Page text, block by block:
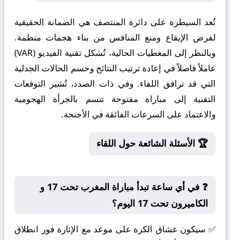
تُعد السيطرة على دائرة المنتصف هي الضمانة الحقيقية
لفرض الإيقاع ومنع المنافس من بناء هجمات منظمة.
وبالنظر إلى المعطيات الحالية، تُشكل تقنية الفيديو (VAR)
عاملاً فاصلاً في إعادة ترتيب النتائج وحسم الحالات الجدلية
التي قد ترافق اللقاء. وفي ذات الصدد، تُشير التوقعات
التقنية إلى مباراة مفتوحة تتسم بالجرأة الهجومية
والاعتماد على السرعات الفائقة في الأجنحة.
🏆 الأسئلة الشائعة حول اللقاء
❓ في أي ساعة تبدأ مباراة المغرب تحت 17 و
الكاميرون تحت 17 اليوم؟
✅ سيكون عشاق الكرة على موعد مع الإثارة فور انطلاق